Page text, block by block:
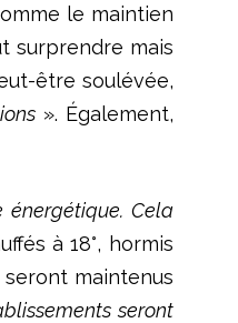
le maintien
surprendre mais
être soulévée,
». Également,
énergétique. Cela
à 18°, hormis
maintenus
seront